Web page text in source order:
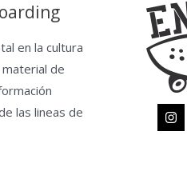
en la cultura
de
las lineas de